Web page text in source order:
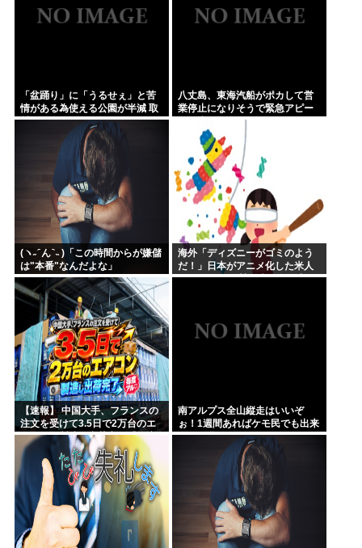
「盆踊り」に「うるせぇ」と苦
情がある為使える公園が半減 取
材ではうるさいと答える住民は
おらず こどおじみたいのが電話
してんだろな
八丈島、東海汽船がポカして営
業停止になりそうで緊急アピー
ル。生活物資が届かなくなるか
も。アシタバ以外に食うものが
(ヽ˶ ᷇ ん ᷆ ˵ )「この時間からが嫌儲
は"本番"なんだよな」
海外「ディズニーがゴミのよう
だ！」日本がアニメ化した米人
気SF作品に絶賛の声が殺到中
【速報】 中国大手、フランスの
注文を受けて3.5日で2万台のエ
アコンを製造し出荷完了「毎度
アル♡」
南アルプス全山縦走はいいぞ
ぉ！1週間あればケモ民でも出来
る！お盆休みにやってみなイ